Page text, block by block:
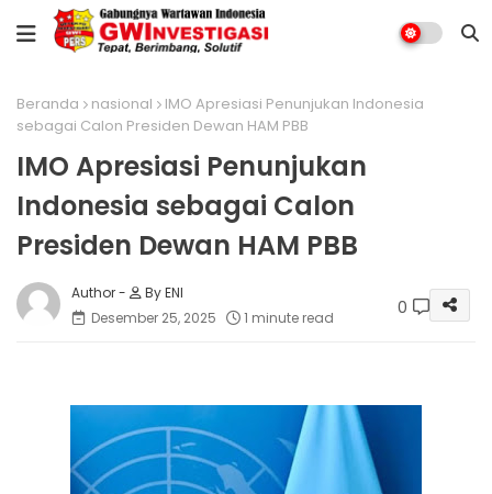
Beranda nasional
IMO Apresiasi Penunjukan Indonesia
sebagai Calon Presiden Dewan HAM PBB
IMO Apresiasi Penunjukan
Indonesia sebagai Calon
Presiden Dewan HAM PBB
By ENI
Desember 25, 2025
1 minute read 0